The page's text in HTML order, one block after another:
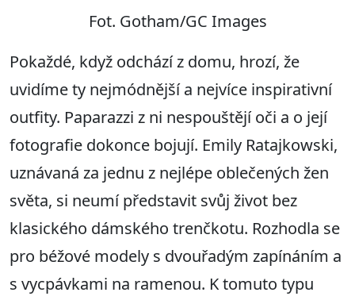
Fot. Gotham/GC Images
Pokaždé, když odchází z domu, hrozí, že
uvidíme ty nejmódnější a nejvíce inspirativní
outfity. Paparazzi z ni nespouštějí oči a o její
fotografie dokonce bojují. Emily Ratajkowski,
uznávaná za jednu z nejlépe oblečených žen
světa, si neumí představit svůj život bez
klasického dámského trenčkotu. Rozhodla se
pro béžové modely s dvouřadým zapínáním a
s vycpávkami na ramenou. K tomuto typu